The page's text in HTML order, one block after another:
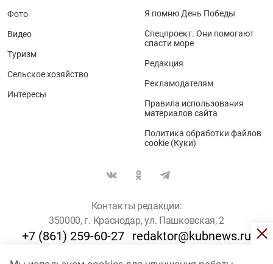
Фото
Видео
Туризм
Сельское хозяйство
Интересы
Я помню День Победы
Спецпроект. Они помогают
спасти море
Редакция
Рекламодателям
Правила использования
материалов сайта
Политика обработки файлов
cookie (Куки)
Контакты редакции:
350000, г. Краснодар, ул. Пашковская, 2
+7 (861) 259-60-27 redaktor@kubnews.ru